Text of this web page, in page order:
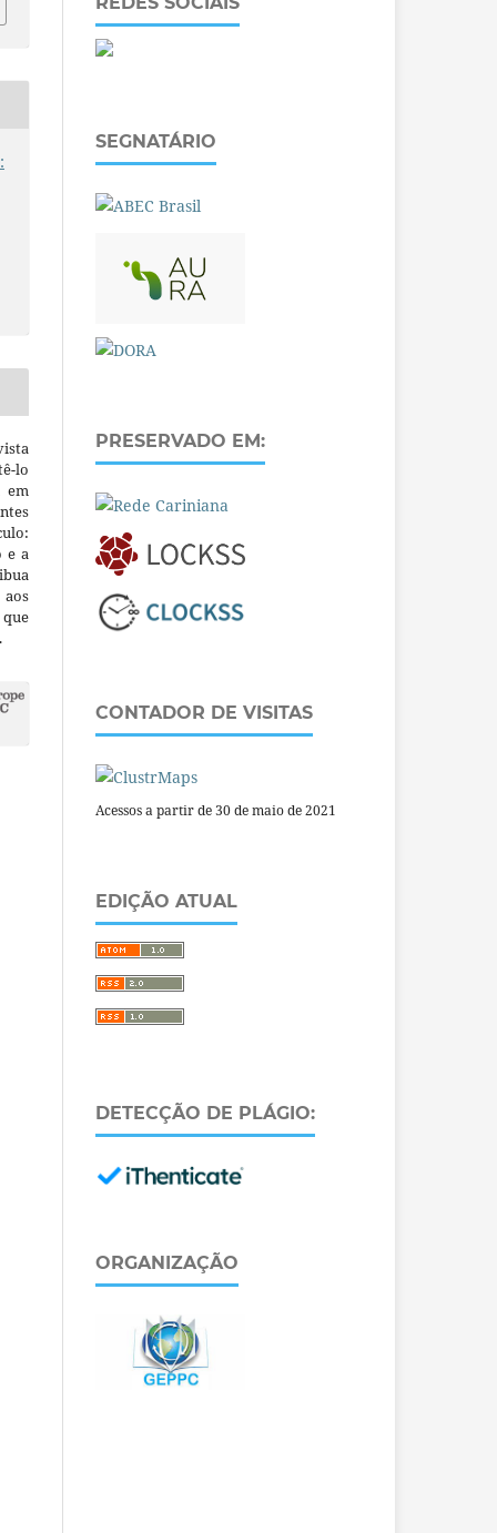
lo
em
e a
SEGNATÁRIO
PRESERVADO EM:
CONTADOR DE VISITAS
Acessos a partir de 30 de maio de 2021
EDIÇÃO ATUAL
DETECÇÃO DE PLÁGIO:
ORGANIZAÇÃO